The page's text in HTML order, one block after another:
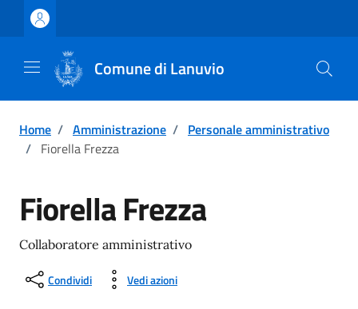
Vai ai contenuti
Vai al footer
Comune di Lanuvio
Home / Amministrazione / Personale amministrativo
/ Fiorella Frezza
Fiorella Frezza
Collaboratore amministrativo
Condividi Vedi azioni